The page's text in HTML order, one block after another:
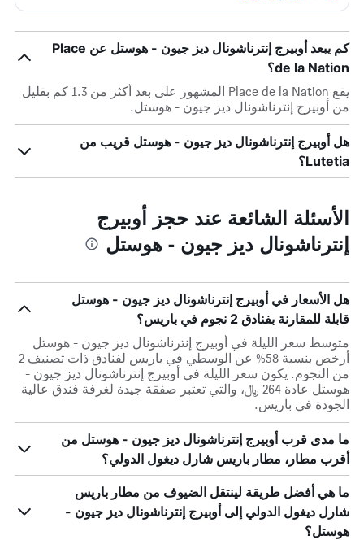
كم يبعد أوبيرج إنترناشونال ديز جيون - هوستل عن Place
de la Nation؟
يقع Place de la Nation المشهور على بعد أكثر من 1.3 كم بقليل
من أوبيرج إنترناشونال ديز جيون - هوستل.
هل أوبيرج إنترناشونال ديز جيون - هوستل قريب من
Lutetia؟
الأسئلة الشائعة عند حجز أوبيرج
إنترناشونال ديز جيون - هوستل
هل الأسعار في أوبيرج إنترناشونال ديز جيون - هوستل
قابلة للمقارنة بفنادق 2 نجوم في باريس؟
متوسط سعر الليلة في أوبيرج إنترناشونال ديز جيون - هوستل
أرخص بنسبة 58% عن الوسطي في باريس لفنادق ذات تصنيف 2
من النجوم. يكون سعر الليلة في أوبيرج إنترناشونال ديز جيون -
هوستل عادة 264 ﷼، والتي تعتبر صفقة جيدة لغرفة فندق عالية
الجودة في باريس.
ما مدى قرب أوبيرج إنترناشونال ديز جيون - هوستل من
أقرب مطار، مطار باريس شارل ديغول الدولي؟
ما هي أفضل طريقة لينتقل الضيوف من مطار باريس
شارل ديغول الدولي إلى أوبيرج إنترناشونال ديز جيون -
هوستل؟